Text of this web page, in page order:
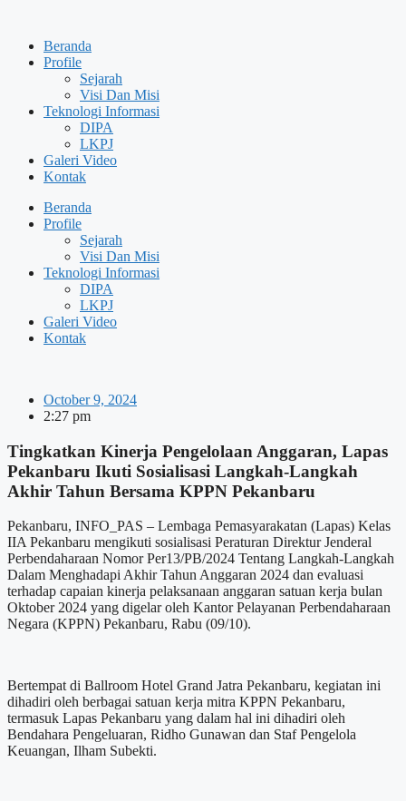
contentBeranda
Profile
Sejarah
Visi Dan Misi
Teknologi Informasi
DIPA
LKPJ
Galeri Video
Kontak
Beranda
Profile
Sejarah
Visi Dan Misi
Teknologi Informasi
DIPA
LKPJ
Galeri Video
Kontak
October 9, 2024
2:27 pm
Tingkatkan Kinerja Pengelolaan Anggaran, Lapas
Pekanbaru Ikuti Sosialisasi Langkah-Langkah
Akhir Tahun Bersama KPPN Pekanbaru
Pekanbaru, INFO_PAS – Lembaga Pemasyarakatan (Lapas) Kelas
IIA Pekanbaru mengikuti sosialisasi Peraturan Direktur Jenderal
Perbendaharaan Nomor Per13/PB/2024 Tentang Langkah-Langkah
Dalam Menghadapi Akhir Tahun Anggaran 2024 dan evaluasi
terhadap capaian kinerja pelaksanaan anggaran satuan kerja bulan
Oktober 2024 yang digelar oleh Kantor Pelayanan Perbendaharaan
Negara (KPPN) Pekanbaru, Rabu (09/10).
Bertempat di Ballroom Hotel Grand Jatra Pekanbaru, kegiatan ini
dihadiri oleh berbagai satuan kerja mitra KPPN Pekanbaru,
termasuk Lapas Pekanbaru yang dalam hal ini dihadiri oleh
Bendahara Pengeluaran, Ridho Gunawan dan Staf Pengelola
Keuangan, Ilham Subekti.